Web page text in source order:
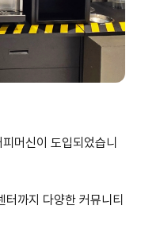
머신이 도입되었습니
터까지 다양한 커뮤니티